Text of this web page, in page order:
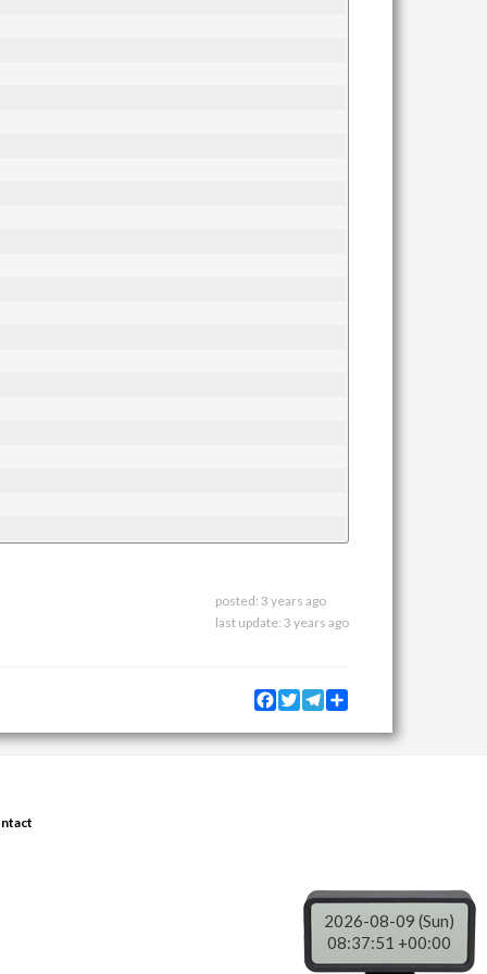
posted: 3 years ago
last update: 3 years ago
Facebook
TwitterTelegram
2026-08-09 (Sun)
08:37:51 +00:00